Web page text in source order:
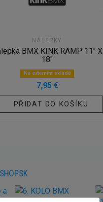
NÁLEPKY
BMX KINK RAMP 11" X
18"
Na externím skladě
7,95 €
PŘIDAT DO KOŠÍKU